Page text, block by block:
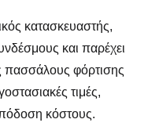
κατασκευαστής,
και παρέχει
πασσάλους φόρτισης
τιμές,
κόστους.